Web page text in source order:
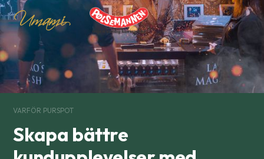
VARFÖR PURSPOT
Skapa bättre